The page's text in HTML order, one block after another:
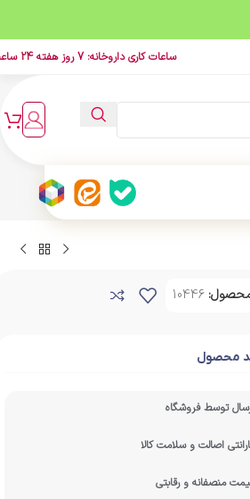
ساعات کاری داروخانه: 7 روز هفته 24 ساعت
10446
محصول
توسط فروشگاه
اصالت و سلامت کالا
منصفانه و رقابتی